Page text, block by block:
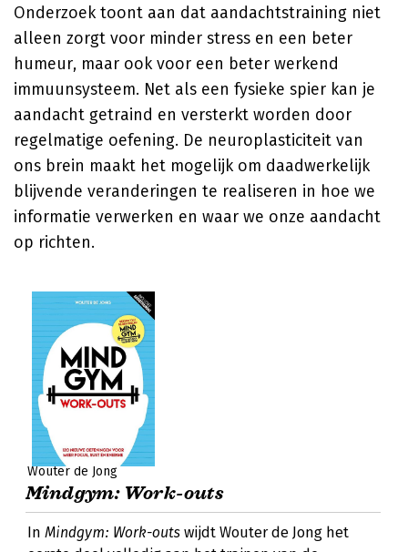
Onderzoek toont aan dat aandachtstraining niet
alleen zorgt voor minder stress en een beter
humeur, maar ook voor een beter werkend
immuunsysteem. Net als een fysieke spier kan je
aandacht getraind en versterkt worden door
regelmatige oefening. De neuroplasticiteit van
ons brein maakt het mogelijk om daadwerkelijk
blijvende veranderingen te realiseren in hoe we
informatie verwerken en waar we onze aandacht
op richten.
Wouter de Jong
Mindgym: Work-outs
In Mindgym: Work-outs wijdt Wouter de Jong het